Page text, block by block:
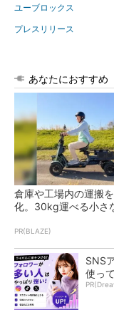
ユーブロックス
プレスリリース
あなたにおすすめ
倉庫や工場内の運搬
化。30kg運べる小さ
PR(BLAZE)
SNS
使っ